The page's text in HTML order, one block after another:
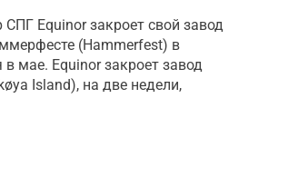
Equinor закроет свой завод
(Hammerfest) в
мае. Equinor закроет завод
Island), на две недели,